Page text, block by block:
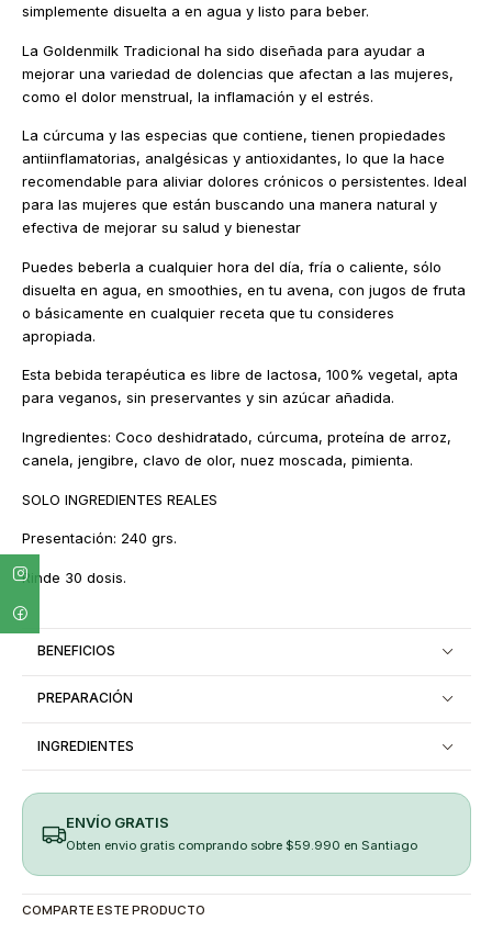
simplemente disuelta a en agua y listo para beber.
La Goldenmilk Tradicional ha sido diseñada para ayudar a
mejorar una variedad de dolencias que afectan a las mujeres,
como el dolor menstrual, la inflamación y el estrés.
La cúrcuma y las especias que contiene, tienen propiedades
antiinflamatorias, analgésicas y antioxidantes, lo que la hace
recomendable para aliviar dolores crónicos o persistentes. Ideal
para las mujeres que están buscando una manera natural y
efectiva de mejorar su salud y bienestar
Puedes beberla a cualquier hora del día, fría o caliente, sólo
disuelta en agua, en smoothies, en tu avena, con jugos de fruta
o básicamente en cualquier receta que tu consideres
apropiada.
Esta bebida terapéutica es libre de lactosa, 100% vegetal, apta
para veganos, sin preservantes y sin azúcar añadida.
Ingredientes: Coco deshidratado, cúrcuma, proteína de arroz,
canela, jengibre, clavo de olor, nuez moscada, pimienta.
SOLO INGREDIENTES REALES
Presentación: 240 grs.
Rinde 30 dosis.
BENEFICIOS
PREPARACIÓN
INGREDIENTES
ENVÍO GRATIS
Obten envio gratis comprando sobre $59.990 en Santiago
COMPARTE ESTE PRODUCTO